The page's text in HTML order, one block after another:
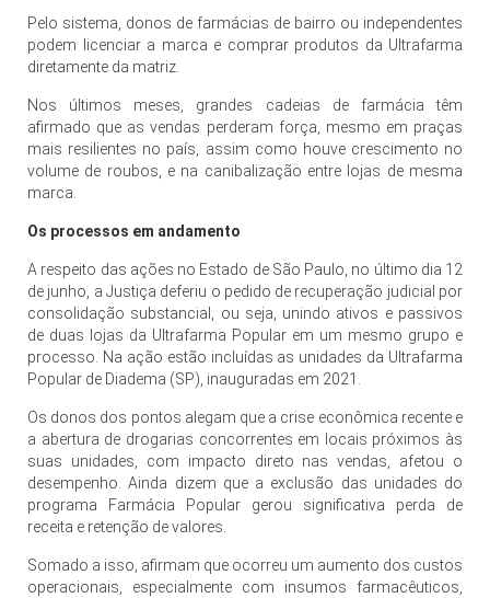
Pelo sistema, donos de farmácias de bairro ou independentes
podem licenciar a marca e comprar produtos da Ultrafarma
diretamente da matriz.
Nos últimos meses, grandes cadeias de farmácia têm
afirmado que as vendas perderam força, mesmo em praças
mais resilientes no país, assim como houve crescimento no
volume de roubos, e na canibalização entre lojas de mesma
marca.
Os processos em andamento
A respeito das ações no Estado de São Paulo, no último dia 12
de junho, a Justiça deferiu o pedido de recuperação judicial por
consolidação substancial, ou seja, unindo ativos e passivos
de duas lojas da Ultrafarma Popular em um mesmo grupo e
processo. Na ação estão incluídas as unidades da Ultrafarma
Popular de Diadema (SP), inauguradas em 2021.
Os donos dos pontos alegam que a crise econômica recente e
a abertura de drogarias concorrentes em locais próximos às
suas unidades, com impacto direto nas vendas, afetou o
desempenho. Ainda dizem que a exclusão das unidades do
programa Farmácia Popular gerou significativa perda de
receita e retenção de valores.
Somado a isso, afirmam que ocorreu um aumento dos custos
operacionais, especialmente com insumos farmacêuticos,